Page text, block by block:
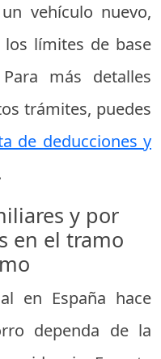
vehículo nuevo,
límites de base
más detalles
trámites, puedes
de deducciones y
y por
en el tramo
en España hace
dependa de la